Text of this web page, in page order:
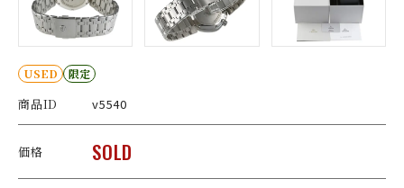
USED 限定
商品ID v5540
価格 SOLD